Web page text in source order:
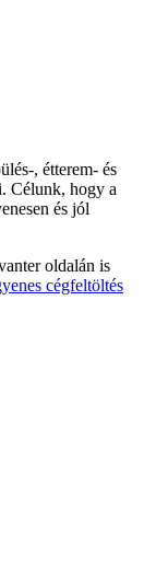
, étterem- és
Célunk, hogy a
és jól
oldalán is
cégfeltöltés